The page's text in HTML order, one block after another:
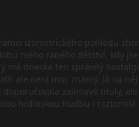
izometrického pohledu
mého raného dětství, kdy
dneska ten správný
ale není moc známý. Já na
zajímavé tituly,
hrdinskou hudbu i